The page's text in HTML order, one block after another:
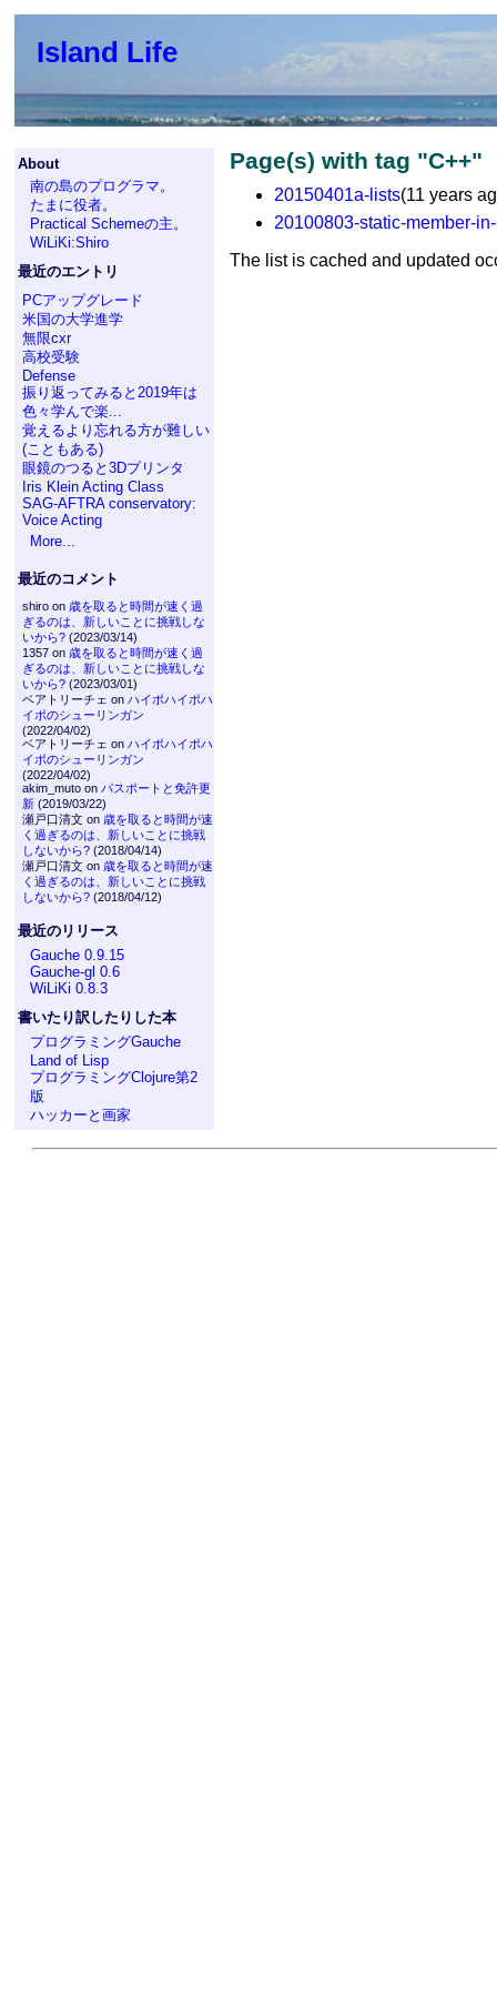
Island Life
About
南の島のプログラマ。
たまに役者。
Practical Schemeの主。
WiLiKi:Shiro
最近のエントリ
PCアップグレード
米国の大学進学
無限cxr
高校受験
Defense
振り返ってみると2019年は
色々学んで楽...
覚えるより忘れる方が難しい
(こともある)
眼鏡のつると3Dプリンタ
Iris Klein Acting Class
SAG-AFTRA conservatory:
Voice Acting
More...
最近のコメント
shiro on 歳を取ると時間が速く過
ぎるのは、新しいことに挑戦しな
いから?(2023/03/14)
1357 on 歳を取ると時間が速く過
ぎるのは、新しいことに挑戦しな
いから?(2023/03/01)
ベアトリーチェ on ハイポハイポハ
イポのシューリンガン
(2022/04/02)
ベアトリーチェ on ハイポハイポハ
イポのシューリンガン
(2022/04/02)
akim_muto on パスポートと免許更
新(2019/03/22)
瀬戸口清文 on 歳を取ると時間が速
く過ぎるのは、新しいことに挑戦
しないから?(2018/04/14)
瀬戸口清文 on 歳を取ると時間が速
く過ぎるのは、新しいことに挑戦
しないから?(2018/04/12)
最近のリリース
Gauche 0.9.15
Gauche-gl 0.6
WiLiKi 0.8.3
書いたり訳したりした本
プログラミングGauche
Land of Lisp
プログラミングClojure第2
版
ハッカーと画家
Page(s) with tag "C++"
20150401a-lists(11 years
20100803-static-member-
The list is cached and updated